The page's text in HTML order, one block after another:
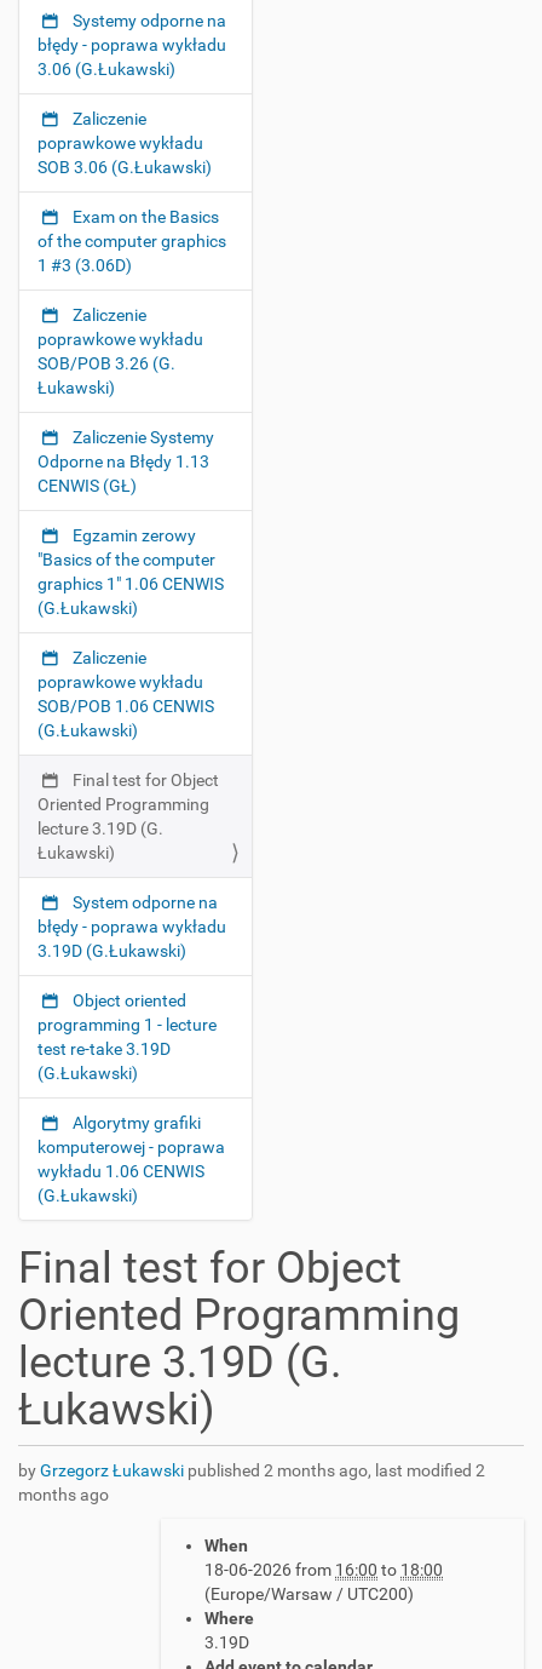
Systemy odporne na
błędy - poprawa wykładu
3.06 (G.Łukawski)
Zaliczenie
poprawkowe wykładu
SOB 3.06 (G.Łukawski)
Exam on the Basics
of the computer graphics
1 #3 (3.06D)
Zaliczenie
poprawkowe wykładu
SOB/POB 3.26 (G.
Łukawski)
Zaliczenie Systemy
Odporne na Błędy 1.13
CENWIS (GŁ)
Egzamin zerowy
"Basics of the computer
graphics 1" 1.06 CENWIS
(G.Łukawski)
Zaliczenie
poprawkowe wykładu
SOB/POB 1.06 CENWIS
(G.Łukawski)
Final test for Object
Oriented Programming
lecture 3.19D (G.
Łukawski)
System odporne na
błędy - poprawa wykładu
3.19D (G.Łukawski)
Object oriented
programming 1 - lecture
test re-take 3.19D
(G.Łukawski)
Algorytmy grafiki
komputerowej - poprawa
wykładu 1.06 CENWIS
(G.Łukawski)
Final test for Object
Oriented Programming
lecture 3.19D (G.
Łukawski)
byGrzegorz Łukawski published 2 months ago, last modified 2
months ago
When
18-06-2026from 16:00 to 18:00
(Europe/Warsaw / UTC200)
Where
3.19D